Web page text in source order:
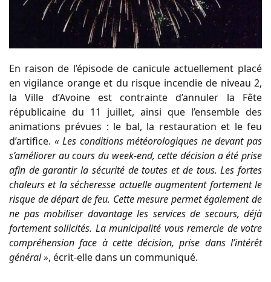
En raison de l’épisode de canicule actuellement placé
en vigilance orange et du risque incendie de niveau 2,
la Ville d’Avoine est contrainte d’annuler la Fête
républicaine du 11 juillet, ainsi que l’ensemble des
animations prévues : le bal, la restauration et le feu
d’artifice. « Les conditions météorologiques ne devant pas
s’améliorer au cours du week-end, cette décision a été prise
afin de garantir la sécurité de toutes et de tous. Les fortes
chaleurs et la sécheresse actuelle augmentent fortement le
risque de départ de feu. Cette mesure permet également de
ne pas mobiliser davantage les services de secours, déjà
fortement sollicités. La municipalité vous remercie de votre
compréhension face à cette décision, prise dans l’intérêt
général », écrit-elle dans un communiqué.